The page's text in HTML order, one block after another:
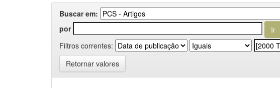
Buscar em:
por
Filtros correntes:
Retornar valores